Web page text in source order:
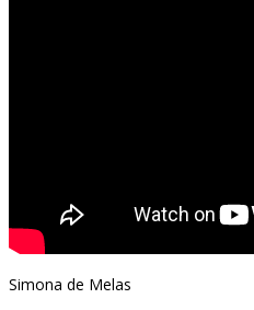
Simona de Melas